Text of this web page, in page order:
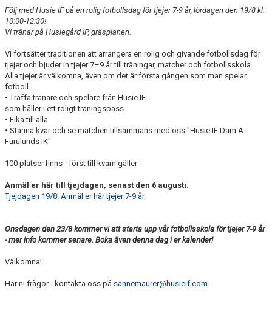
Följ med Husie IF på en rolig fotbollsdag för tjejer 7-9 år, lördagen den 19/8 kl.
10:00-12:30!
Vi tränar på Husiegård IP, gräsplanen.
Vi fortsätter traditionen att arrangera en rolig och givande fotbollsdag för
tjejer och bjuder in tjejer 7–9 år till träningar, matcher och fotbollsskola.
Alla tjejer är välkomna, även om det är första gången som man spelar
fotboll.
• Träffa tränare och spelare från Husie IF
som håller i ett roligt träningspass
• Fika till alla
• Stanna kvar och se matchen tillsammans med oss "Husie IF Dam A -
Furulunds IK"
100 platser finns - först till kvarn gäller
Anmäl er här till tjejdagen, senast den 6 augusti.
Tjejdagen 19/8! Anmäl er här tjejer 7-9 år.
Onsdagen den 23/8 kommer vi att starta upp vår fotbollsskola för tjejer 7-9 år
- mer info kommer senare. Boka även denna dag i er kalender!
Välkomna!
Har ni frågor - kontakta oss på sannemaurer@husieif.com